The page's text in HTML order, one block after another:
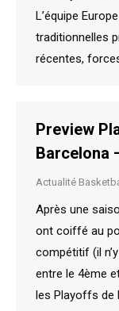
L’équipe
traditionnelles
récentes,
Preview
Barcelona
Actualité
Après une
ont coiffé au
compétitif (il
entre le 4ème
les Playoffs de